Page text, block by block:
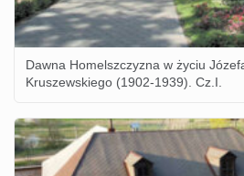
Dawna Homelszczyzna w życiu
Kruszewskiego (1902-1939). Cz.I.